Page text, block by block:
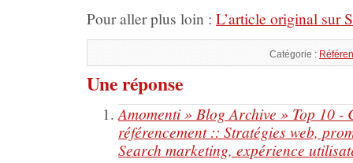
Pour aller plus loin : L’article original sur
Catégorie :
Une réponse
Amomenti » Blog Archive » Top 10 -
référencement :: Stratégies web,
Search marketing, expérience